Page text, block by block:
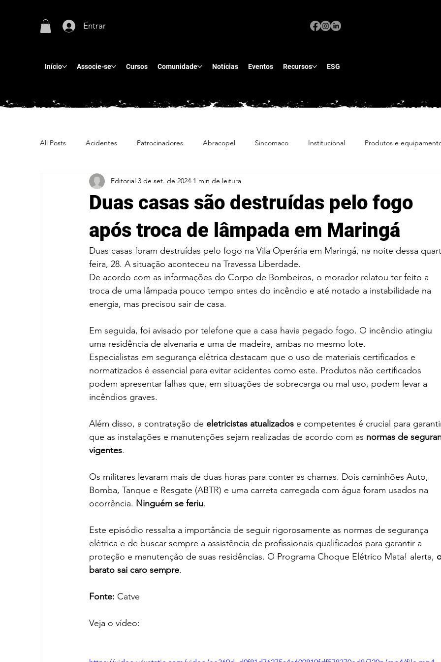
Entrar
Início Associe-se Cursos Comunidade Notícias Eventos Recursos ESG
All Posts Acidentes Patrocinadores Abracopel Sincomaco Institucional Produtos e
Duas casas são destruídas pelo fogo
após troca de lâmpada em Maringá
Editorial 3 de set. de 2024 1 min de leitura
Duas casas foram destruídas pelo fogo na Vila Operária em Maringá, na noite dessa
feira, 28. A situação aconteceu na Travessa Liberdade.
De acordo com as informações do Corpo de Bombeiros, o morador relatou ter feito a
troca de uma lâmpada pouco tempo antes do incêndio e até notado a instabilidade na
energia, mas precisou sair de casa.
Em seguida, foi avisado por telefone que a casa havia pegado fogo. O incêndio atingiu
uma residência de alvenaria e uma de madeira, ambas no mesmo lote.
Especialistas em segurança elétrica destacam que o uso de materiais certificados e
normatizados é essencial para evitar acidentes como este. Produtos não certificados
podem apresentar falhas que, em situações de sobrecarga ou mal uso, podem levar a
incêndios graves.
Além disso, a contratação de eletricistas atualizados e competentes é crucial para
que as instalações e manutenções sejam realizadas de acordo com as normas de
vigentes.
Os militares levaram mais de duas horas para conter as chamas. Dois caminhões Auto,
Bomba, Tanque e Resgate (ABTR) e uma carreta carregada com água foram usados na
ocorrência. Ninguém se feriu.
Este episódio ressalta a importância de seguir rigorosamente as normas de segurança
elétrica e de buscar sempre a assistência de profissionais qualificados para garantir a
proteção e manutenção de suas residências. O Programa Choque Elétrico Mata! alerta,
barato sai caro sempre.
Fonte: Catve
Veja o vídeo: